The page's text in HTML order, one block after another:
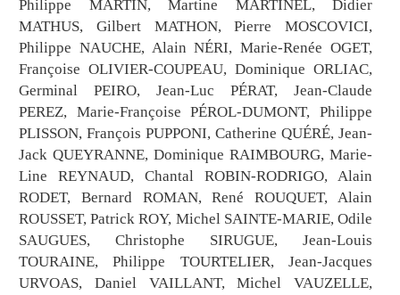
Philippe MARTIN, Martine MARTINEL, Didier
MATHUS, Gilbert MATHON, Pierre MOSCOVICI,
Philippe NAUCHE, Alain NÉRI, Marie-Renée OGET,
Françoise OLIVIER-COUPEAU, Dominique ORLIAC,
Germinal PEIRO, Jean-Luc PÉRAT, Jean-Claude
PEREZ, Marie-Françoise PÉROL-DUMONT, Philippe
PLISSON, François PUPPONI, Catherine QUÉRÉ, Jean-
Jack QUEYRANNE, Dominique RAIMBOURG, Marie-
Line REYNAUD, Chantal ROBIN-RODRIGO, Alain
RODET, Bernard ROMAN, René ROUQUET, Alain
ROUSSET, Patrick ROY, Michel SAINTE-MARIE, Odile
SAUGUES, Christophe SIRUGUE, Jean-Louis
TOURAINE, Philippe TOURTELIER, Jean-Jacques
URVOAS, Daniel VAILLANT, Michel VAUZELLE,